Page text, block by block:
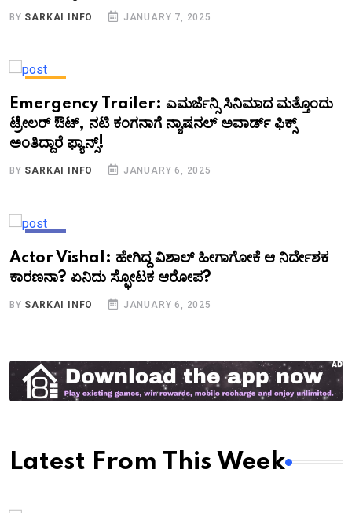
BY SARKAI INFO JANUARY 7, 2025
Emergency Trailer: ಎಮರ್ಜೆನ್ಸಿ ಸಿನಿಮಾದ ಮತ್ತೊಂದು
ಟ್ರೇಲರ್‌ ಔಟ್‌, ನಟಿ ಕಂಗನಾಗೆ ನ್ಯಾಷನಲ್‌ ಅವಾರ್ಡ್‌ ಫಿಕ್ಸ್‌
ಅಂತಿದ್ದಾರೆ ಫ್ಯಾನ್ಸ್​!
BY SARKAI INFO JANUARY 6, 2025
Actor Vishal: ಹೇಗಿದ್ದ ವಿಶಾಲ್ ಹೀಗಾಗೋಕೆ ಆ ನಿರ್ದೇಶಕ
ಕಾರಣನಾ? ಏನಿದು ಸ್ಫೋಟಕ ಆರೋಪ?
BY SARKAI INFO JANUARY 6, 2025
Latest From This Week